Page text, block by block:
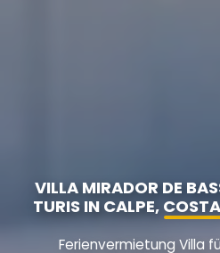
VILLA MIRADOR DE
TURIS IN CALPE,
Ferienvermietung Villa